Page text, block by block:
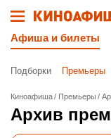
Афиша и билеты
Подборки Премьеры
Киноафиша Премьеры
Архив